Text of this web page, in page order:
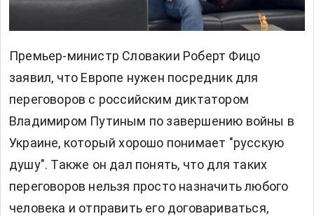
Премьер-министр Словакии Роберт Фицо
заявил, что Европе нужен посредник для
переговоров с российским диктатором
Владимиром Путиным по завершению войны в
Украине, который хорошо понимает "русскую
душу". Также он дал понять, что для таких
переговоров нельзя просто назначить любого
человека и отправить его договариваться,